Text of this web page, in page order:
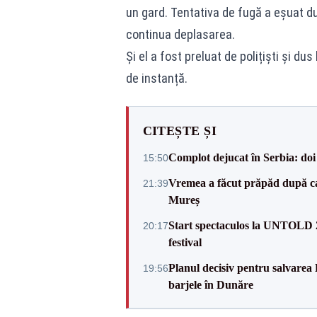
un gard. Tentativa de fugă a eșuat
continua deplasarea.
Și el a fost preluat de polițiști și
de instanță.
CITEȘTE ȘI
15:50Complot dejucat în Serbia:
21:39Vremea a făcut prăpăd după
Mureș
20:17Start spectaculos la UNTOLD
festival
19:56Planul decisiv pentru
barjele în Dunăre